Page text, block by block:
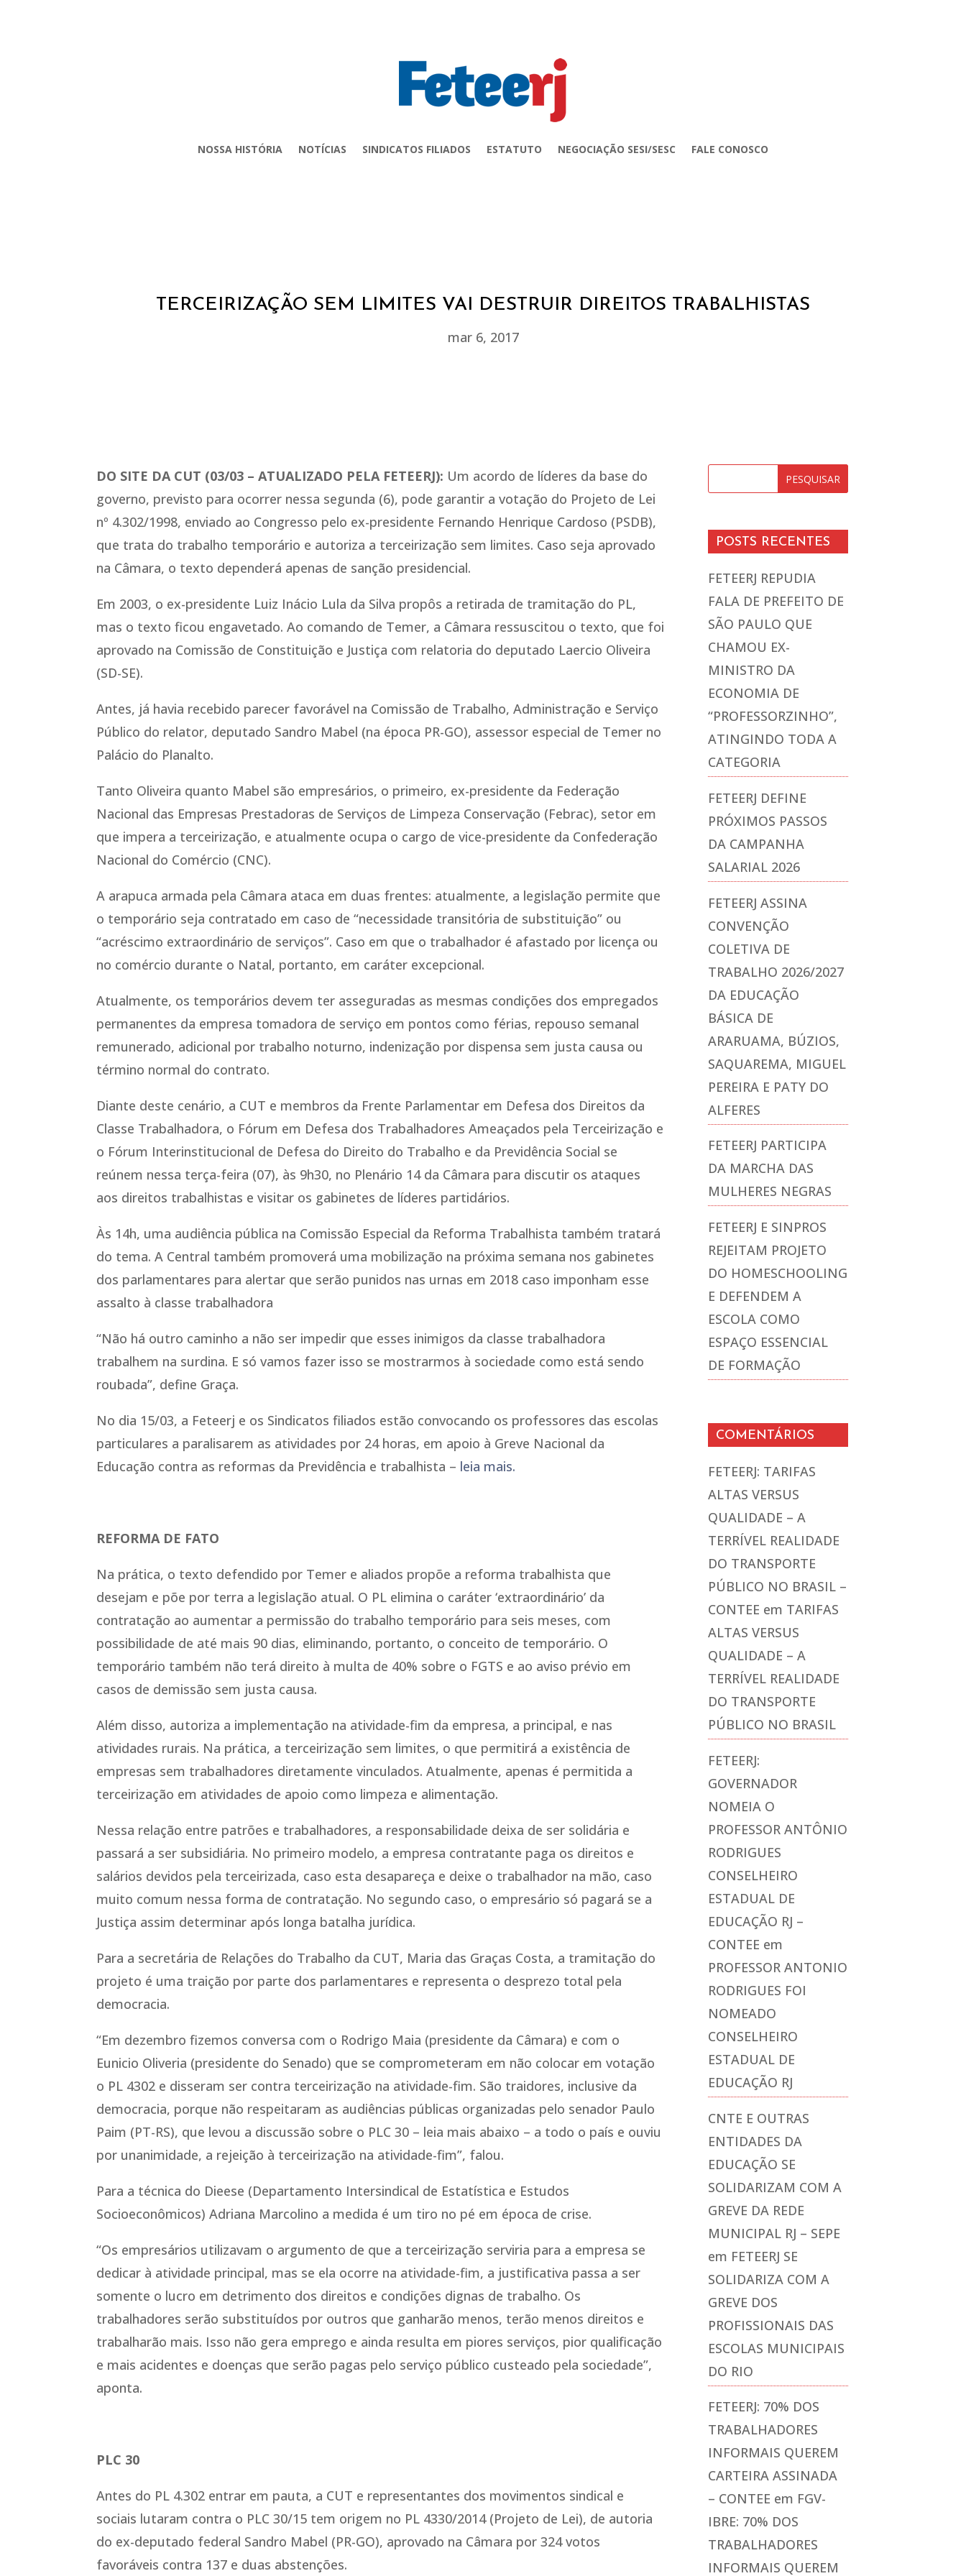
NOSSA HISTÓRIA NOTÍCIAS SINDICATOS FILIADOS ESTATUTO NEGOCIAÇÃO SESI/SESC FALE CONOSCO
TERCEIRIZAÇÃO SEM LIMITES VAI DESTRUIR DIREITOS TRABALHISTAS
mar 6, 2017
DO SITE DA CUT (03/03 – ATUALIZADO PELA FETEERJ): Um acordo de líderes da base do
governo, previsto para ocorrer nessa segunda (6), pode garantir a votação do Projeto de Lei
nº 4.302/1998, enviado ao Congresso pelo ex-presidente Fernando Henrique Cardoso (PSDB),
que trata do trabalho temporário e autoriza a terceirização sem limites. Caso seja aprovado
na Câmara, o texto dependerá apenas de sanção presidencial.
Em 2003, o ex-presidente Luiz Inácio Lula da Silva propôs a retirada de tramitação do PL,
mas o texto ficou engavetado. Ao comando de Temer, a Câmara ressuscitou o texto, que foi
aprovado na Comissão de Constituição e Justiça com relatoria do deputado Laercio Oliveira
(SD-SE).
Antes, já havia recebido parecer favorável na Comissão de Trabalho, Administração e Serviço
Público do relator, deputado Sandro Mabel (na época PR-GO), assessor especial de Temer no
Palácio do Planalto.
Tanto Oliveira quanto Mabel são empresários, o primeiro, ex-presidente da Federação
Nacional das Empresas Prestadoras de Serviços de Limpeza Conservação (Febrac), setor em
que impera a terceirização, e atualmente ocupa o cargo de vice-presidente da Confederação
Nacional do Comércio (CNC).
A arapuca armada pela Câmara ataca em duas frentes: atualmente, a legislação permite que
o temporário seja contratado em caso de “necessidade transitória de substituição” ou
“acréscimo extraordinário de serviços”. Caso em que o trabalhador é afastado por licença ou
no comércio durante o Natal, portanto, em caráter excepcional.
Atualmente, os temporários devem ter asseguradas as mesmas condições dos empregados
permanentes da empresa tomadora de serviço em pontos como férias, repouso semanal
remunerado, adicional por trabalho noturno, indenização por dispensa sem justa causa ou
término normal do contrato.
Diante deste cenário, a CUT e membros da Frente Parlamentar em Defesa dos Direitos da
Classe Trabalhadora, o Fórum em Defesa dos Trabalhadores Ameaçados pela Terceirização e
o Fórum Interinstitucional de Defesa do Direito do Trabalho e da Previdência Social se
reúnem nessa terça-feira (07), às 9h30, no Plenário 14 da Câmara para discutir os ataques
aos direitos trabalhistas e visitar os gabinetes de líderes partidários.
Às 14h, uma audiência pública na Comissão Especial da Reforma Trabalhista também tratará
do tema. A Central também promoverá uma mobilização na próxima semana nos gabinetes
dos parlamentares para alertar que serão punidos nas urnas em 2018 caso imponham esse
assalto à classe trabalhadora
“Não há outro caminho a não ser impedir que esses inimigos da classe trabalhadora
trabalhem na surdina. E só vamos fazer isso se mostrarmos à sociedade como está sendo
roubada”, define Graça.
No dia 15/03, a Feteerj e os Sindicatos filiados estão convocando os professores das escolas
particulares a paralisarem as atividades por 24 horas, em apoio à Greve Nacional da
Educação contra as reformas da Previdência e trabalhista – leia mais.
REFORMA DE FATO
Na prática, o texto defendido por Temer e aliados propõe a reforma trabalhista que
desejam e põe por terra a legislação atual. O PL elimina o caráter ‘extraordinário’ da
contratação ao aumentar a permissão do trabalho temporário para seis meses, com
possibilidade de até mais 90 dias, eliminando, portanto, o conceito de temporário. O
temporário também não terá direito à multa de 40% sobre o FGTS e ao aviso prévio em
casos de demissão sem justa causa.
Além disso, autoriza a implementação na atividade-fim da empresa, a principal, e nas
atividades rurais. Na prática, a terceirização sem limites, o que permitirá a existência de
empresas sem trabalhadores diretamente vinculados. Atualmente, apenas é permitida a
terceirização em atividades de apoio como limpeza e alimentação.
Nessa relação entre patrões e trabalhadores, a responsabilidade deixa de ser solidária e
passará a ser subsidiária. No primeiro modelo, a empresa contratante paga os direitos e
salários devidos pela terceirizada, caso esta desapareça e deixe o trabalhador na mão, caso
muito comum nessa forma de contratação. No segundo caso, o empresário só pagará se a
Justiça assim determinar após longa batalha jurídica.
Para a secretária de Relações do Trabalho da CUT, Maria das Graças Costa, a tramitação do
projeto é uma traição por parte dos parlamentares e representa o desprezo total pela
democracia.
“Em dezembro fizemos conversa com o Rodrigo Maia (presidente da Câmara) e com o
Eunicio Oliveria (presidente do Senado) que se comprometeram em não colocar em votação
o PL 4302 e disseram ser contra terceirização na atividade-fim. São traidores, inclusive da
democracia, porque não respeitaram as audiências públicas organizadas pelo senador Paulo
Paim (PT-RS), que levou a discussão sobre o PLC 30 – leia mais abaixo – a todo o país e ouviu
por unanimidade, a rejeição à terceirização na atividade-fim”, falou.
Para a técnica do Dieese (Departamento Intersindical de Estatística e Estudos
Socioeconômicos) Adriana Marcolino a medida é um tiro no pé em época de crise.
“Os empresários utilizavam o argumento de que a terceirização serviria para a empresa se
dedicar à atividade principal, mas se ela ocorre na atividade-fim, a justificativa passa a ser
somente o lucro em detrimento dos direitos e condições dignas de trabalho. Os
trabalhadores serão substituídos por outros que ganharão menos, terão menos direitos e
trabalharão mais. Isso não gera emprego e ainda resulta em piores serviços, pior qualificação
e mais acidentes e doenças que serão pagas pelo serviço público custeado pela sociedade”,
aponta.
PLC 30
Antes do PL 4.302 entrar em pauta, a CUT e representantes dos movimentos sindical e
sociais lutaram contra o PLC 30/15 tem origem no PL 4330/2014 (Projeto de Lei), de autoria
do ex-deputado federal Sandro Mabel (PR-GO), aprovado na Câmara por 324 votos
favoráveis contra 137 e duas abstenções.
POSTS RECENTES
FETEERJ REPUDIA
FALA DE PREFEITO DE
SÃO PAULO QUE
CHAMOU EX-
MINISTRO DA
ECONOMIA DE
“PROFESSORZINHO”,
ATINGINDO TODA A
CATEGORIA
FETEERJ DEFINE
PRÓXIMOS PASSOS
DA CAMPANHA
SALARIAL 2026
FETEERJ ASSINA
CONVENÇÃO
COLETIVA DE
TRABALHO 2026/2027
DA EDUCAÇÃO
BÁSICA DE
ARARUAMA, BÚZIOS,
SAQUAREMA, MIGUEL
PEREIRA E PATY DO
ALFERES
FETEERJ PARTICIPA
DA MARCHA DAS
MULHERES NEGRAS
FETEERJ E SINPROS
REJEITAM PROJETO
DO HOMESCHOOLING
E DEFENDEM A
ESCOLA COMO
ESPAÇO ESSENCIAL
DE FORMAÇÃO
COMENTÁRIOS
FETEERJ: TARIFAS
ALTAS VERSUS
QUALIDADE – A
TERRÍVEL REALIDADE
DO TRANSPORTE
PÚBLICO NO BRASIL –
CONTEE em TARIFAS
ALTAS VERSUS
QUALIDADE – A
TERRÍVEL REALIDADE
DO TRANSPORTE
PÚBLICO NO BRASIL
FETEERJ:
GOVERNADOR
NOMEIA O
PROFESSOR ANTÔNIO
RODRIGUES
CONSELHEIRO
ESTADUAL DE
EDUCAÇÃO RJ –
CONTEE em
PROFESSOR ANTONIO
RODRIGUES FOI
NOMEADO
CONSELHEIRO
ESTADUAL DE
EDUCAÇÃO RJ
CNTE E OUTRAS
ENTIDADES DA
EDUCAÇÃO SE
SOLIDARIZAM COM A
GREVE DA REDE
MUNICIPAL RJ – SEPE
em FETEERJ SE
SOLIDARIZA COM A
GREVE DOS
PROFISSIONAIS DAS
ESCOLAS MUNICIPAIS
DO RIO
FETEERJ: 70% DOS
TRABALHADORES
INFORMAIS QUEREM
CARTEIRA ASSINADA
– CONTEE em FGV-
IBRE: 70% DOS
TRABALHADORES
INFORMAIS QUEREM